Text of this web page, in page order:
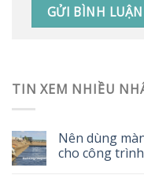
TIN XEM NHIỀU
Nên dùng
cho công